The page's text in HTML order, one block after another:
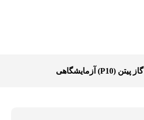
گاز پیتن (P10) آزمایشگاهی